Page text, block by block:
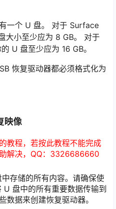
一个 U 盘。 对于 Surface
大小至少应为 8 GB。 对于
U 盘至少应为 16 GB。
恢复驱动器都必须格式化为
映像
教程，若按此教程不能完成
解决，QQ：3326686660
存储的所有内容。请确保使
盘中的所有重要数据传输到
数据来创建恢复驱动器。